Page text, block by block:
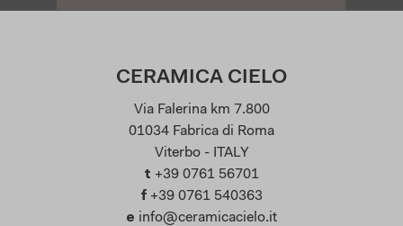
CERAMICA CIELO
Via Falerina km 7.800
01034 Fabrica di Roma
Viterbo - ITALY
t +39 0761 56701
f +39 0761 540363
e info@ceramicacielo.it